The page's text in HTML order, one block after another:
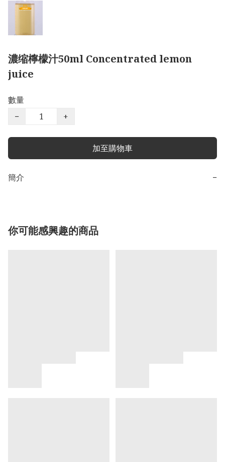
濃缩檸檬汁50ml Concentrated lemon
juice
數量
−
+
加至購物車
簡介 −
你可能感興趣的商品